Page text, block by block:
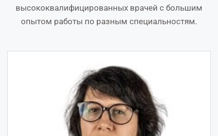
высококвалифицированных врачей с большим
опытом работы по разным специальностям.